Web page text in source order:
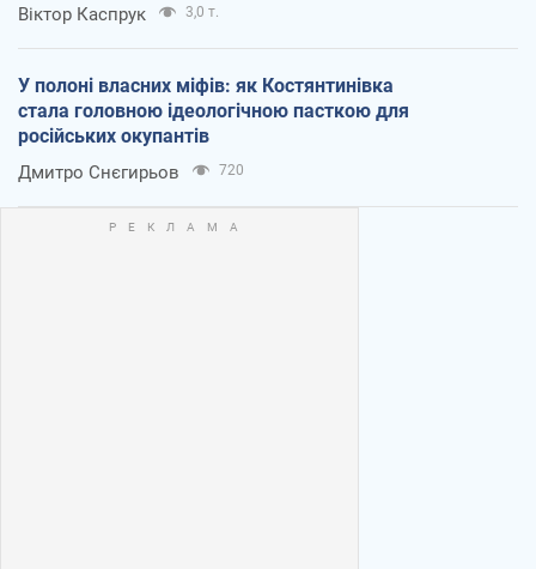
Віктор Каспрук 3,0 т.
У полоні власних міфів: як Костянтинівка
стала головною ідеологічною пасткою для
російських окупантів
Дмитро Снєгирьов 720